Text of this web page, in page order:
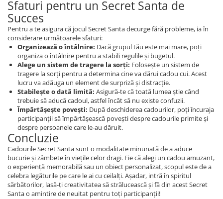
Sfaturi pentru un Secret Santa de
Succes
Pentru a te asigura că jocul Secret Santa decurge fără probleme, ia în
considerare următoarele sfaturi:
Organizează o întâlnire: Dacă grupul tău este mai mare, poți
organiza o întâlnire pentru a stabili regulile și bugetul.
Alege un sistem de tragere la sorți: Folosește un sistem de
tragere la sorți pentru a determina cine va dărui cadou cui. Acest
lucru va adăuga un element de surpriză și distracție.
Stabilește o dată limită: Asigură-te că toată lumea știe când
trebuie să aducă cadoul, astfel încât să nu existe confuzii.
Împărtășește povești: După deschiderea cadourilor, poți încuraja
participanții să împărtășească povești despre cadourile primite și
despre persoanele care le-au dăruit.
Concluzie
Cadourile Secret Santa sunt o modalitate minunată de a aduce
bucurie și zâmbete în viețile celor dragi. Fie că alegi un cadou amuzant,
o experiență memorabilă sau un obiect personalizat, scopul este de a
celebra legăturile pe care le ai cu ceilalți. Așadar, intră în spiritul
sărbătorilor, lasă-ți creativitatea să strălucească și fă din acest Secret
Santa o amintire de neuitat pentru toți participanții!